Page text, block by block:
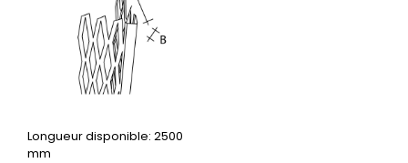
Longueur disponible: 2500
mm